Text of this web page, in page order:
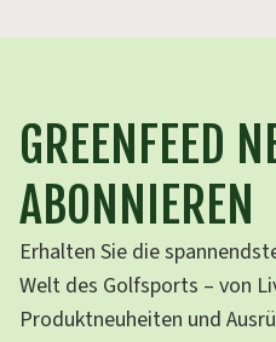
GREENFEED
ABONNIEREN
Erhalten Sie die
Welt des Golfsports – von
Produktneuheiten und